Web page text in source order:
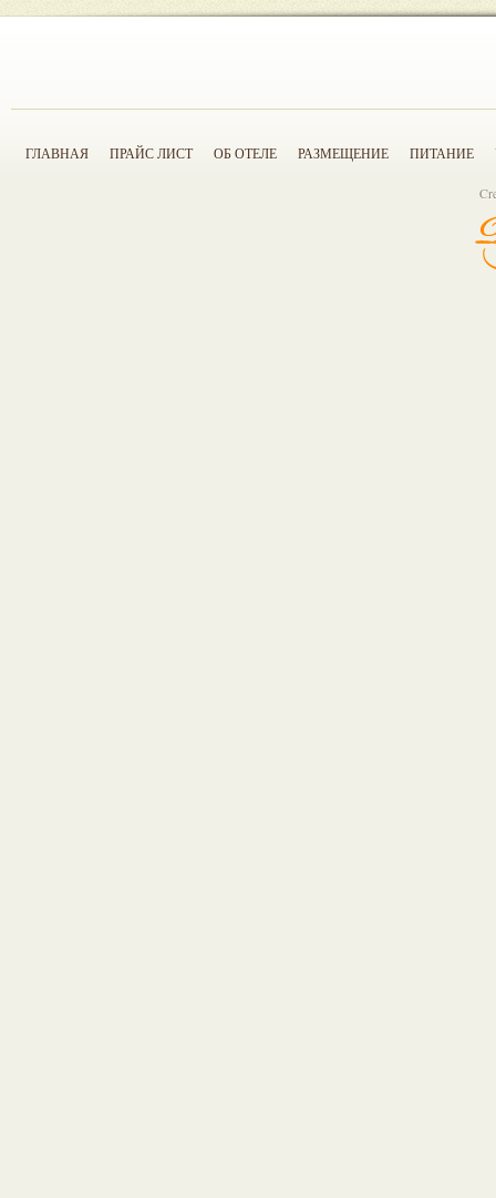
ГЛАВНАЯ ПРАЙС ЛИСТ ОБ ОТЕЛЕ РАЗМЕЩЕНИЕ ПИТАНИЕ